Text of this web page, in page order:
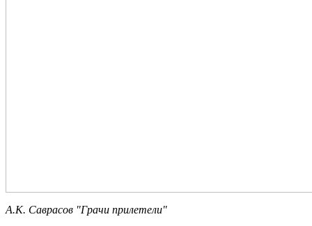
А.К. Саврасов "Грачи прилетели"